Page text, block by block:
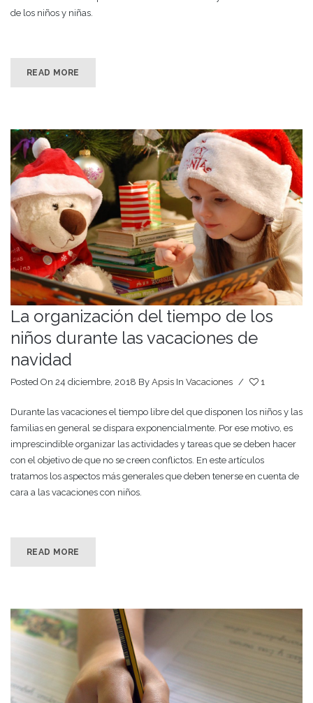
de los niños y niñas.
READ MORE
La organización del tiempo de los
niños durante las vacaciones de
navidad
Posted On 24 diciembre, 2018 By Apsis In Vacaciones / 1
Durante las vacaciones el tiempo libre del que disponen los niños y las
familias en general se dispara exponencialmente. Por ese motivo, es
imprescindible organizar las actividades y tareas que se deben hacer
con el objetivo de que no se creen conflictos. En este artículos
tratamos los aspectos más generales que deben tenerse en cuenta de
cara a las vacaciones con niños.
READ MORE